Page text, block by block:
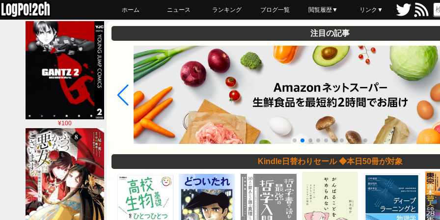
ホーム ニュース ランキング ブログ一覧 閲覧履歴▼
最近読んだ
あとで読む
ブックマーク
リンク▼
¥100
注目の記事
Kindle日替わりセール ◆本日50冊が対象